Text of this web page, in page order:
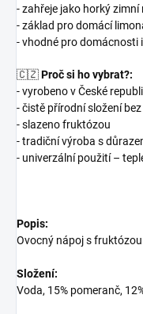
- zahřeje jako horký zimní
- základ pro domácí
- vhodné pro domácnosti
🇨🇿Proč si ho vybrat?:
- vyrobeno v České
- čistě přírodní složení
- slazeno fruktózou
- tradiční výroba s
- univerzální použití –
Popis:
Ovocný nápoj s
Složení:
Voda, 15% pomeranč,